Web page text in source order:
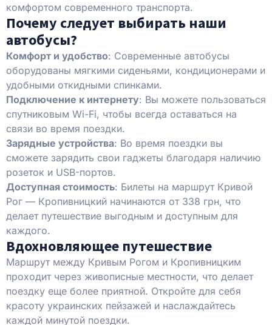
комфортом современного транспорта.
Почему следует выбирать наши
автобусы?
Комфорт и удобство: Современные автобусы
оборудованы мягкими сиденьями, кондиционерами и
удобными откидными спинками.
Подключение к интернету: Вы можете пользоваться
спутниковым Wi-Fi, чтобы всегда оставаться на
связи во время поездки.
Зарядные устройства: Во время поездки вы
сможете зарядить свои гаджеты благодаря наличию
розеток и USB-портов.
Доступная стоимость: Билеты на маршрут Кривой
Рог — Кропивницкий начинаются от 338 грн, что
делает путешествие выгодным и доступным для
каждого.
Вдохновляющее путешествие
Маршрут между Кривым Рогом и Кропивницким
проходит через живописные местности, что делает
поездку еще более приятной. Откройте для себя
красоту украинских пейзажей и наслаждайтесь
каждой минутой поездки.